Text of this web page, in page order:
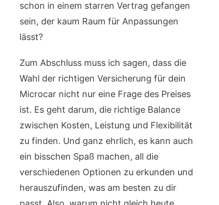
schon in einem starren Vertrag gefangen
sein, der kaum Raum für Anpassungen
lässt?
Zum Abschluss muss ich sagen, dass die
Wahl der richtigen Versicherung für dein
Microcar nicht nur eine Frage des Preises
ist. Es geht darum, die richtige Balance
zwischen Kosten, Leistung und Flexibilität
zu finden. Und ganz ehrlich, es kann auch
ein bisschen Spaß machen, all die
verschiedenen Optionen zu erkunden und
herauszufinden, was am besten zu dir